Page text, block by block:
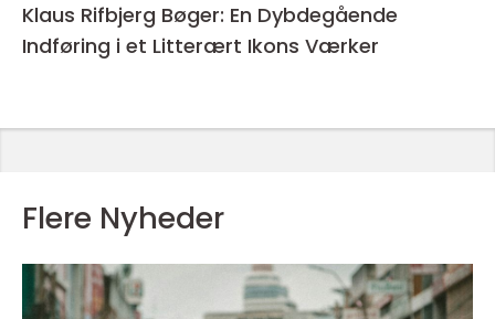
Klaus Rifbjerg Bøger: En Dybdegående
Indføring i et Litterært Ikons Værker
Flere Nyheder